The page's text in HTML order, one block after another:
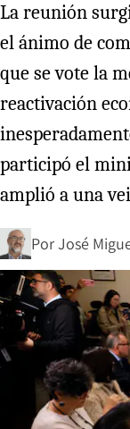
La reunión
el ánimo de
que se vote la
reactivación
participó el
amplió a una
PorJosé